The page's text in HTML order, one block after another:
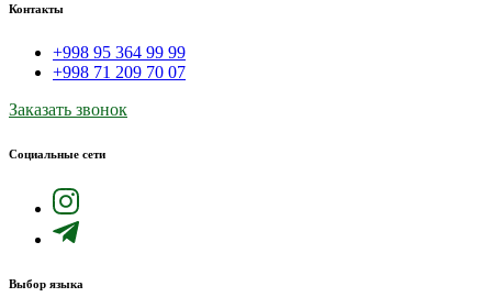
Контакты
+998 95 364 99 99
+998 71 209 70 07
Заказать звонок
Социальные сети
Выбор языка